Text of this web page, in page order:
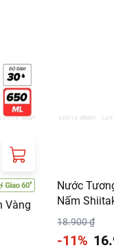
Vàng
Nước
Nấm
18.900 ₫
-11%